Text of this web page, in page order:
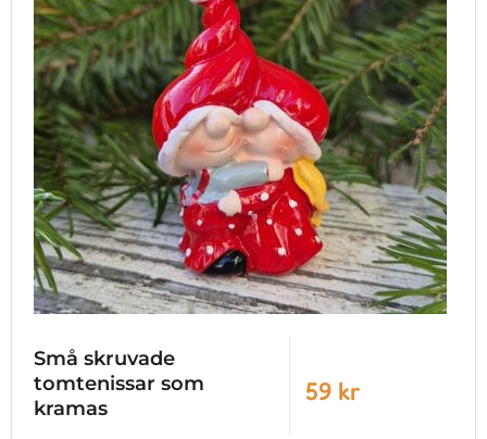
Små skruvade
tomtenissar som
kramas
59 kr